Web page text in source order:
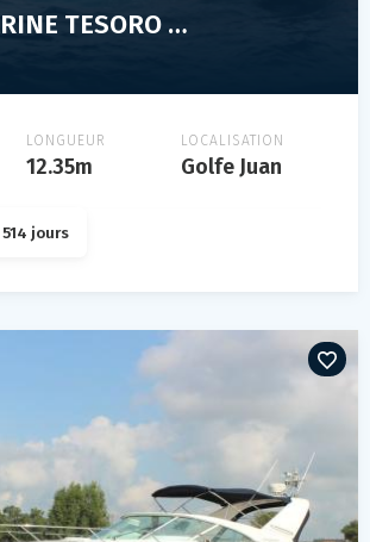
VITECH MARINE TESORO T40
LONGUEUR
12.35m
LOCALISATION
Golfe Juan
514 jours